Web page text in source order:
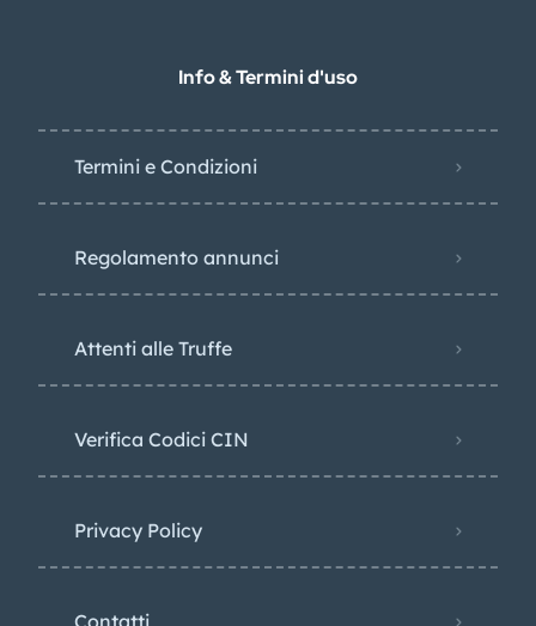
Info & Termini d'uso
Termini e Condizioni
Regolamento annunci
Attenti alle Truffe
Verifica Codici CIN
Privacy Policy​
Contatti